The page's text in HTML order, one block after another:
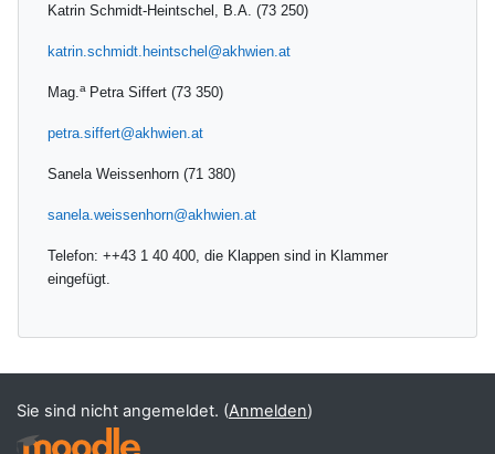
Katrin Schmidt-Heintschel, B.A. (73 250)
katrin.schmidt.heintschel@akhwien.at
Mag. a Petra Siffert (73 350)
petra.siffert@akhwien.at
Sanela Weissenhorn (71 380)
sanela.weissenhorn@akhwien.at
Telefon: ++43 1 40 400, die Klappen sind in Klammer
eingefügt.
Sie sind nicht angemeldet. (Anmelden)